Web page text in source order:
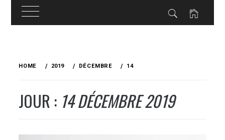
HOME 2019 DÉCEMBRE 14
JOUR : 14 DÉCEMBRE 2019